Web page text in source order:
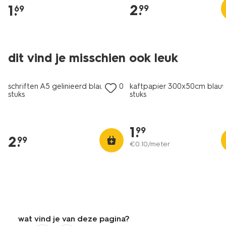
1.
69 2.
99
dit vind je misschien ook leuk
nieuw
schriften A5 gelinieerd blauw - 10
stuks
2.
99
nieuw
kaftpapier 300x50cm
stuks
1.
99
€0.10/meter
wat vind je van deze pagina?